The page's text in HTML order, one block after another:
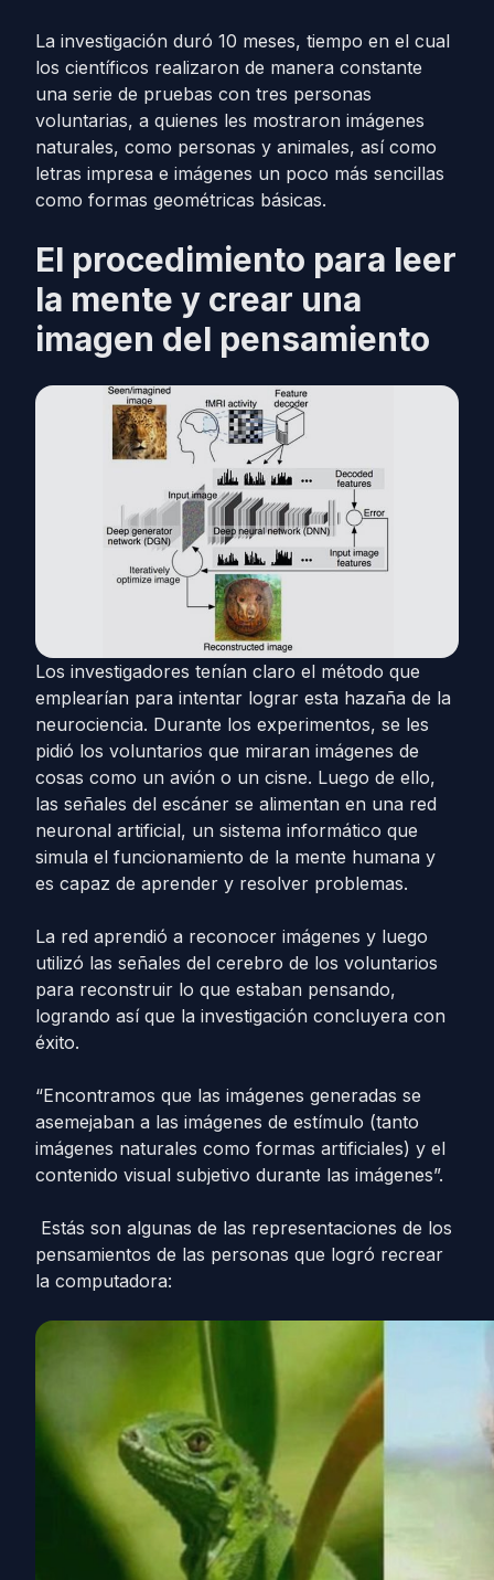
La investigación duró 10 meses, tiempo en el cual
los científicos realizaron de manera constante
una serie de pruebas con tres personas
voluntarias, a quienes les mostraron imágenes
naturales, como personas y animales, así como
letras impresa e imágenes un poco más sencillas
como formas geométricas básicas.
El procedimiento para leer
la mente y crear una
imagen del pensamiento
Los investigadores tenían claro el método que
emplearían para intentar lograr esta hazaña de la
neurociencia. Durante los experimentos, se les
pidió los voluntarios que miraran imágenes de
cosas como un avión o un cisne. Luego de ello,
las señales del escáner se alimentan en una red
neuronal artificial, un sistema informático que
simula el funcionamiento de la mente humana y
es capaz de aprender y resolver problemas.
La red aprendió a reconocer imágenes y luego
utilizó las señales del cerebro de los voluntarios
para reconstruir lo que estaban pensando,
logrando así que la investigación concluyera con
éxito.
“Encontramos que las imágenes generadas se
asemejaban a las imágenes de estímulo (tanto
imágenes naturales como formas artificiales) y el
contenido visual subjetivo durante las imágenes”.
Estás son algunas de las representaciones de los
pensamientos de las personas que logró recrear
la computadora: